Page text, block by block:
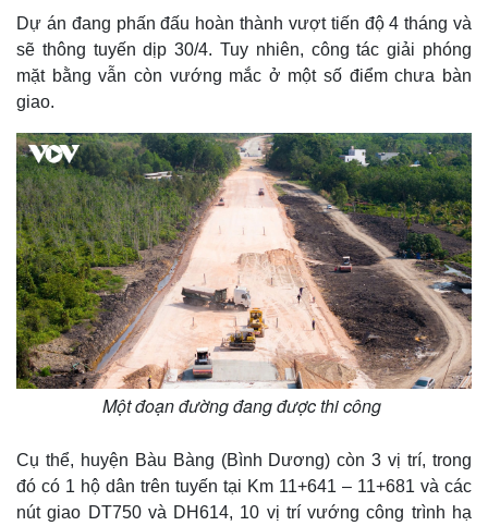
Dự án đang phấn đấu hoàn thành vượt tiến độ 4 tháng và
sẽ thông tuyến dịp 30/4. Tuy nhiên, công tác giải phóng
mặt bằng vẫn còn vướng mắc ở một số điểm chưa bàn
giao.
Một đoạn đường đang được thi công
Cụ thể, huyện Bàu Bàng (Bình Dương) còn 3 vị trí, trong
đó có 1 hộ dân trên tuyến tại Km 11+641 – 11+681 và các
nút giao DT750 và DH614, 10 vị trí vướng công trình hạ